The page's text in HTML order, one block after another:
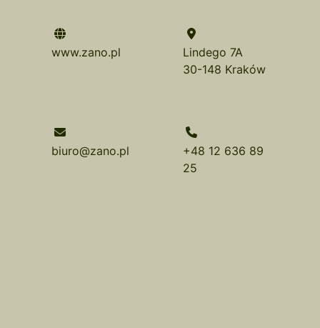
www.zano.pl
Lindego 7A
30-148 Kraków
biuro@zano.pl
+48 12 636 89
25